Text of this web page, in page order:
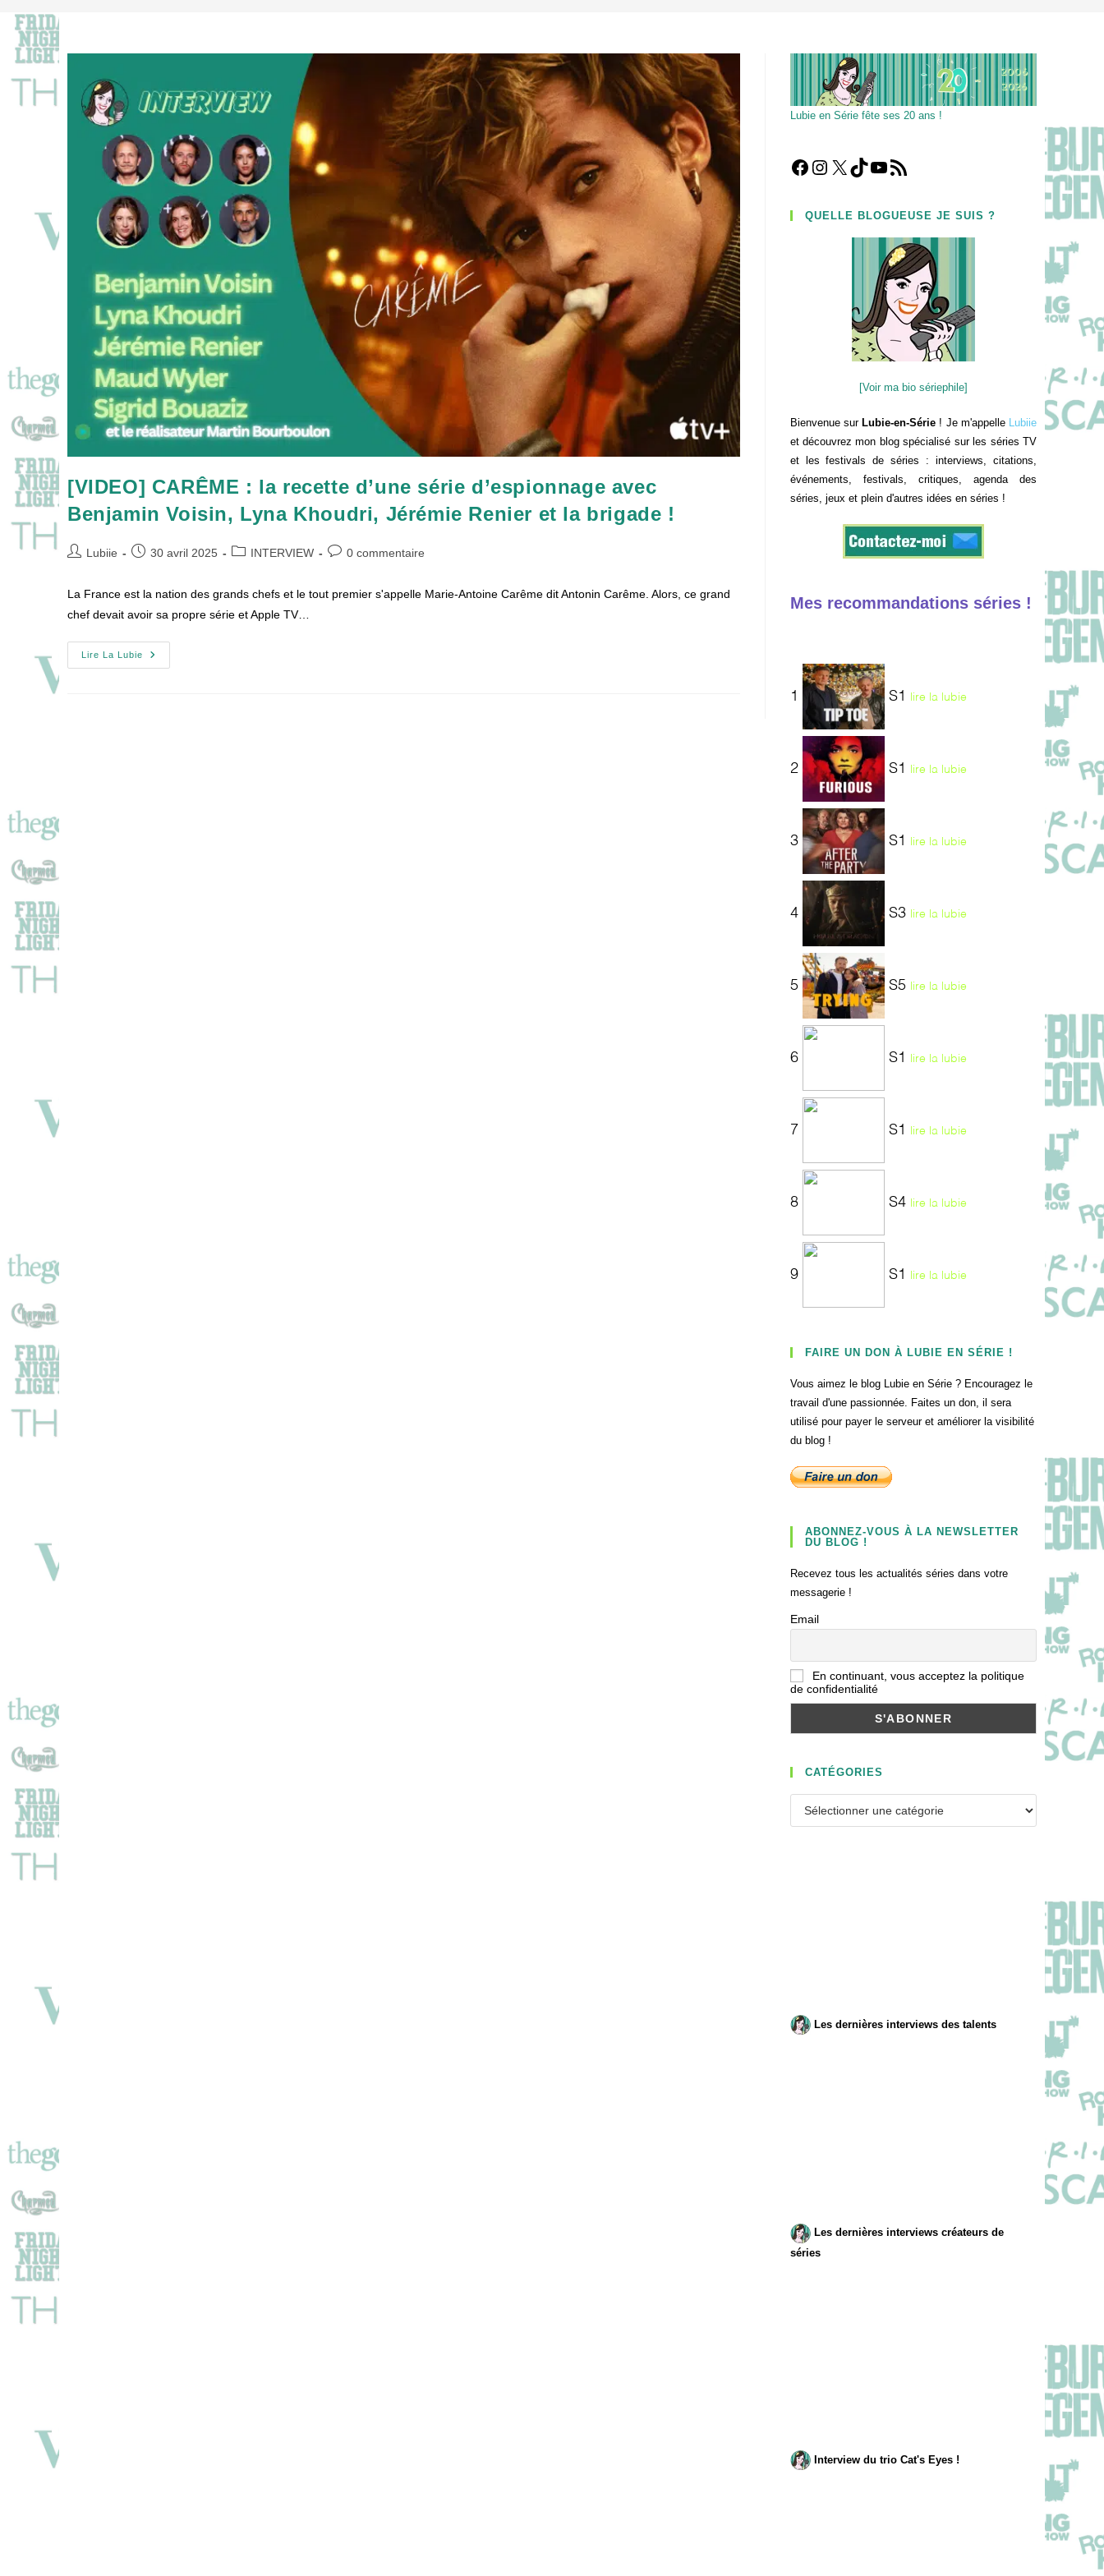
[VIDEO] CARÊME : la recette d’une série d’espionnage avec
Benjamin Voisin, Lyna Khoudri, Jérémie Renier et la brigade !
Auteur/autrice
Lubiie
Publication
30 avril 2025
PostINTERVIEW
Commentaires
publication :
0 commentaire
La France est la nation des grands chefs et le tout premier s'appelle Marie-Antoine Carême dit Antonin Carême. Alors, ce grand
chef devait avoir sa propre série et Apple TV…
Lire La Lubie
[VIDEO]
CARÊME
Lubie en Série fête ses 20 ans !
Facebook
Instagram
X TikTokYouTube
Flux RSS
QUELLE BLOGUEUSE JE SUIS ?
[Voir ma bio sériephile]
Bienvenue sur Lubie-en-Série ! Je m'appelle Lubiie
et découvrez mon blog spécialisé sur les séries TV
et les festivals de séries : interviews, citations,
événements, festivals, critiques, agenda des
séries, jeux et plein d'autres idées en séries !
Mes recommandations séries !
1 S1 lire la lubie
2 S1 lire la lubie
3 S1 lire la lubie
4 S3 lire la lubie
5 S5 lire la lubie
6 S1 lire la lubie
7 S1 lire la lubie
8 S4 lire la lubie
9 S1 lire la lubie
FAIRE UN DON À LUBIE EN SÉRIE !
Vous aimez le blog Lubie en Série ? Encouragez le
travail d'une passionnée. Faites un don, il sera
utilisé pour payer le serveur et améliorer la visibilité
du blog !
ABONNEZ-VOUS À LA NEWSLETTER
DU BLOG !
Recevez tous les actualités séries dans votre
messagerie !
Email
En continuant, vous acceptez la politique
de confidentialité
CATÉGORIES
Les dernières interviews des talents
Les dernières interviews créateurs de
séries
Interview du trio Cat's Eyes !